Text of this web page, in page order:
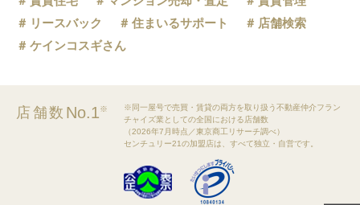
リースバック
住まいるサポート
店舗検索
ケインコスギさん
店舗数 No.1※
※同一屋号で売買・賃貸の両方を取り扱う不動産仲介フラン
チャイズ業としての全国における店舗数
（2026年7月時点／東京商工リサーチ調べ）
センチュリー21の加盟店は、すべて独立・自営です。